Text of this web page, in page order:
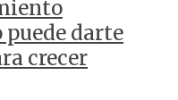
puede darte
crecer